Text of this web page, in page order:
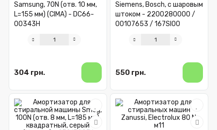
Samsung, 70N (отв. 10 мм,
L=155 мм) (CIMA) - DC66-
00343H
304 грн.
Siemens, Bosch, с шаровым
штоком - 2200280000 /
00107653 / 167SI00
550 грн.